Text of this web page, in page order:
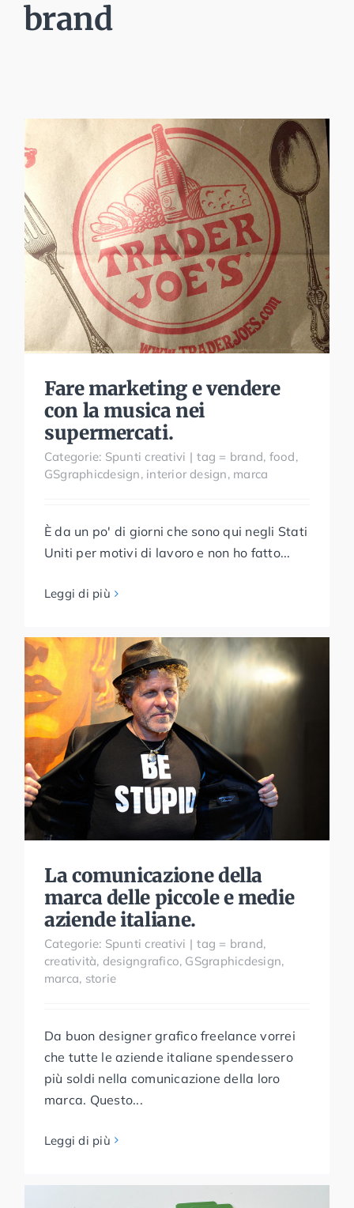
brand
Fare marketing e vendere
con la musica nei
supermercati.
Fare marketing e vendere
con la musica nei
supermercati.
Categorie: Spunti creativi | tag = brand, food,
GSgraphicdesign, interior design, marca
È da un po' di giorni che sono qui negli Stati
Uniti per motivi di lavoro e non ho fatto...
Leggi di più
La comunicazione della
marca delle piccole e medie
aziende italiane.
La comunicazione della
marca delle piccole e medie
aziende italiane.
Categorie: Spunti creativi | tag = brand,
creatività, designgrafico, GSgraphicdesign,
marca, storie
Da buon designer grafico freelance vorrei
che tutte le aziende italiane spendessero
più soldi nella comunicazione della loro
marca. Questo...
Leggi di più